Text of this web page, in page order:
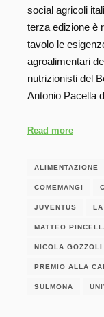
social agricoli
terza edizione è
tavolo le
agroalimentari
nutrizionisti del
Antonio Pacella
Read more
ALIMENTAZIONE
COMEMANGI
JUVENTUS
MATTEO
NICOLA GOZZOLI
PREMIO ALLA
SULMONA